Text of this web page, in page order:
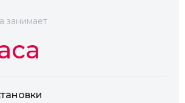
занимает